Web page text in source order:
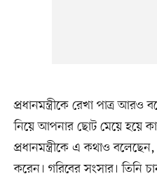
প্রধানমন্ত্রীকে রেখা পাত্র
নিয়ে আপনার ছোট মেয়ে হয়ে
প্রধানমন্ত্রীকে এ কথাও
করেন। গরিবের সংসার। তিনি